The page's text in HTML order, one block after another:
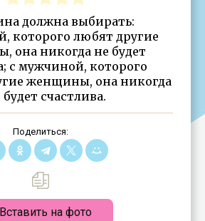
должна выбирать:
которого любят другие
она никогда не будет
с мужчиной, которого
женщины, она никогда
будет счастлива.
Поделиться:
Вставить на фото